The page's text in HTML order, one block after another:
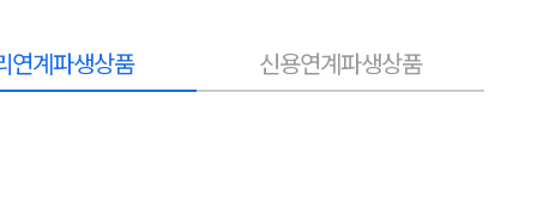
연계파생상품 신용연계파생상품